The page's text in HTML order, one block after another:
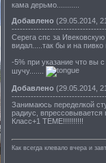
кама дерьмо...........
Добавлено (29.05.2014,
Серега спс за
видал.....так бы и на
-5% при указание что вы
шучу.......
Добавлено (29.05.2014,
Занимаюсь переделкой
радиус,
Класс+1 ТЕМЕ!!!!!!!!!!
Как всегда клевало вчера и